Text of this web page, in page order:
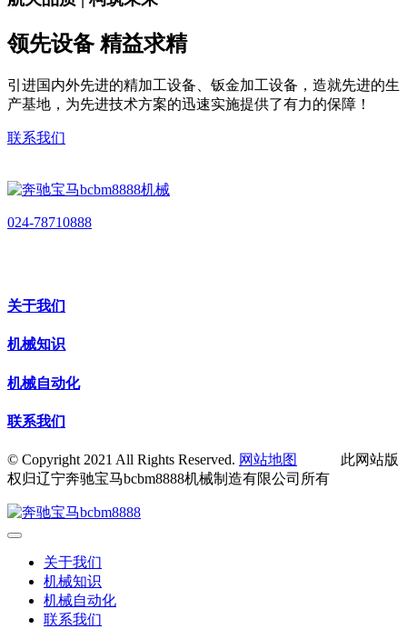
领先设备 精益求精
引进国内外先进的精加工设备、钣金加工设备，造就先进的生
产基地，为先进技术方案的迅速实施提供了有力的保障！
联系我们
024-78710888
关于我们
机械知识
机械自动化
联系我们
© Copyright 2021 All Rights Reserved. 网站地图
此网站版
权归辽宁奔驰宝马bcbm8888机械制造有限公司所有
关于我们
机械知识
机械自动化
联系我们